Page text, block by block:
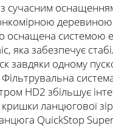
сучасним
оснащена системою
яка забезпечує
завдяки одному
HD2 збільшує
кришки ланцюгової
QuickStop